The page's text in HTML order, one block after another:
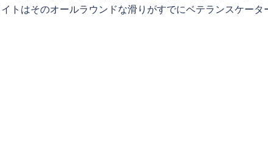
トはそのオールラウンドな滑りがすでにベテランスケータ